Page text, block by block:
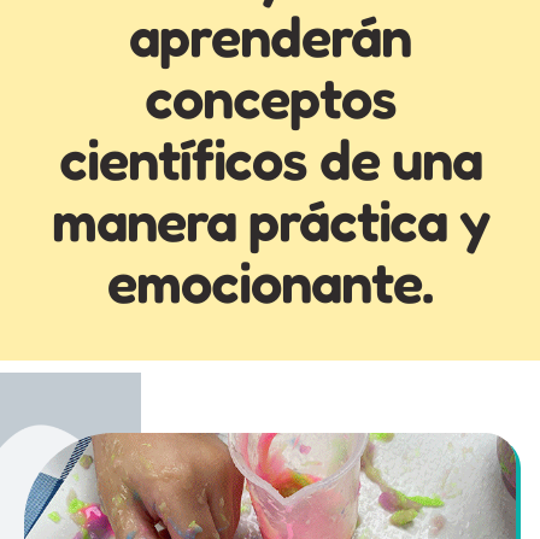
aprenderán
conceptos
científicos de una
manera práctica y
emocionante.